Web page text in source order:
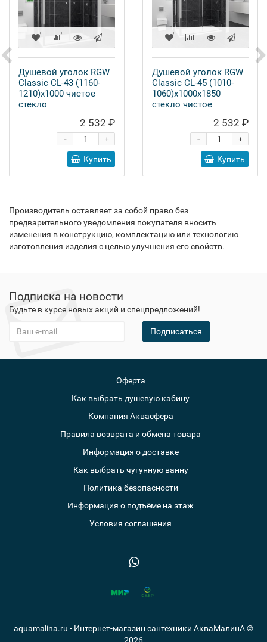
Душевой уголок RGW
Classic CL-43 (1160-
1210)x1000 чистое
стекло
2 532 ₽
+
-
Купить
Душевой уголок RGW
Classic CL-45 (1010-
1060)x1000x1850
стекло чистое
2 532 ₽
+
-
Купить
Производитель оставляет за собой право без
предварительного уведомления покупателя вносить
изменения в конструкцию, комплектацию или технологию
изготовления изделия с целью улучшения его свойств.
Подписка на новости
Будьте в курсе новых акций и спецпредложений!
Подписаться
Оферта
Как выбрать душевую кабину
Компания Аквасфера
Правила возврата и обмена товара
Информация о доставке
Как выбрать чугунную ванну
Политика безопасности
Информация о подъёме на этаж
Условия соглашения
aquamalina.ru - Интернет-магазин сантехники АкваМалинА ©